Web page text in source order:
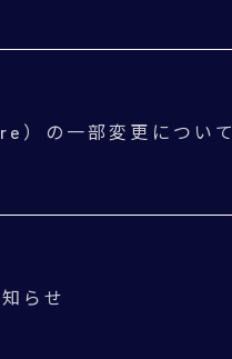
の一部変更について
らせ